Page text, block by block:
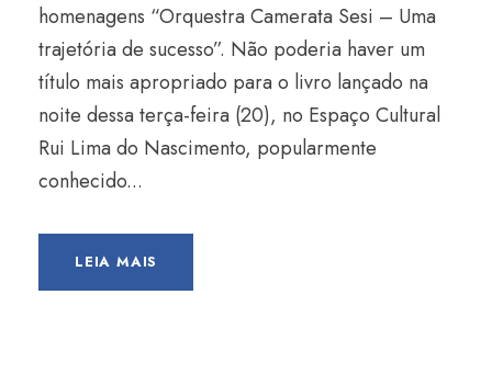
homenagens “Orquestra Camerata Sesi – Uma
trajetória de sucesso”. Não poderia haver um
título mais apropriado para o livro lançado na
noite dessa terça-feira (20), no Espaço Cultural
Rui Lima do Nascimento, popularmente
conhecido...
LEIA MAIS